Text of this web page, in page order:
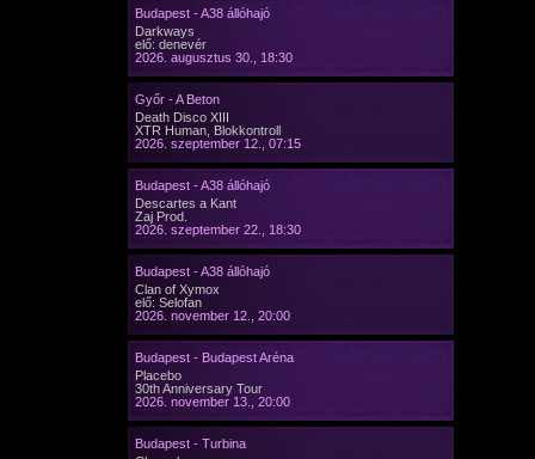
Budapest - A38 állóhajó
Darkways
elő: denevér
2026. augusztus 30., 18:30
Győr - A Beton
Death Disco XIII
XTR Human, Blokkontroll
2026. szeptember 12., 07:15
Budapest - A38 állóhajó
Descartes a Kant
Zaj Prod.
2026. szeptember 22., 18:30
Budapest - A38 állóhajó
Clan of Xymox
elő: Selofan
2026. november 12., 20:00
Budapest - Budapest Aréna
Placebo
30th Anniversary Tour
2026. november 13., 20:00
Budapest - Turbina